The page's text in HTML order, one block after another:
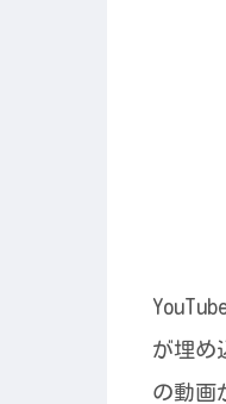
が埋め
の動画